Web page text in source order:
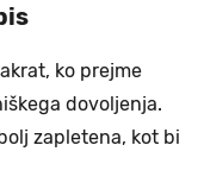
ko prejme
dovoljenja.
zapletena, kot bi